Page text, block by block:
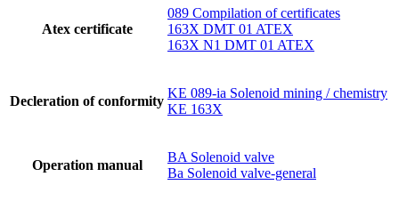
Atex certificate
089 Compilation of certificates
163X DMT 01 ATEX
163X N1 DMT 01 ATEX
Decleration of conformity
KE 089-ia Solenoid mining / chemistry
KE 163X
Operation manual
BA Solenoid valve
Ba Solenoid valve-general